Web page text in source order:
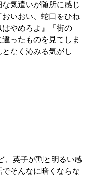
気遣いが随所に感じ
いおい、蛇口をひね
やめろよ』「街の
ったものを見てしま
なく沁みる気がし
、英子が割と明るい感
そんなに暗くならな